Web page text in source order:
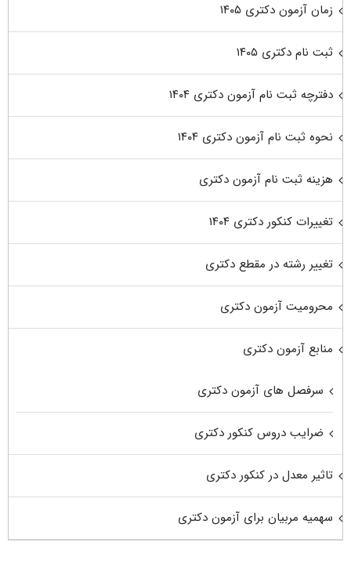
زمان آزمون دکتری ۱۴۰۵
ثبت نام دکتری ۱۴۰۵
دفترچه ثبت نام آزمون دکتری ۱۴۰۴
نحوه ثبت نام آزمون دکتری ۱۴۰۴
هزینه ثبت نام آزمون دکتری
تغییرات کنکور دکتری ۱۴۰۴
تغییر رشته در مقطع دکتری
محرومیت آزمون دکتری
منابع آزمون دکتری
سرفصل های آزمون دکتری
ضرایب دروس کنکور دکتری
تاثیر معدل در کنکور دکتری
سهمیه مربیان برای آزمون دکتری